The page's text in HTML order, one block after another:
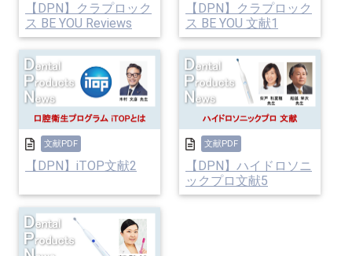
【DPN】クラプロック
ス BE YOU Reviews
【DPN】クラプロック
ス BE YOU 文献1
文献PDF
【DPN】iTOP文献2
文献PDF
【DPN】ハイドロソニ
ックプロ文献5